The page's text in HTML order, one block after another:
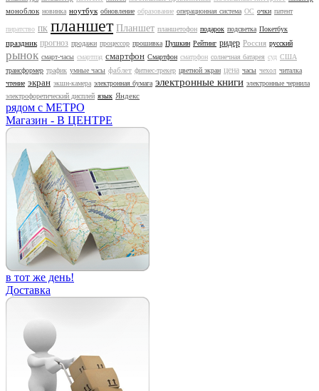
моноблок новинка ноутбук обновление образование операционная система ОС очки патент
пиратство ПК планшет Планшет планшетофон подарок подсветка Покетбук
праздник прогноз продажи процессор прошивка Пушкин Рейтинг ридер Россия русский
рынок смарт-часы смартпэд смартфон Смартфон сматрфон солнечная батарея суд США
трансформер трафик умные часы фаблет фитнес-трекер цветной экран цена часы чехол читалка
чтение экран экшн-камера электронная бумага электронные книги электронные чернила
электрофоретический дисплей язык Яндекс
рядом с МЕТРО
Магазин - В ЦЕНТРЕ
в тот же день!
Доставка